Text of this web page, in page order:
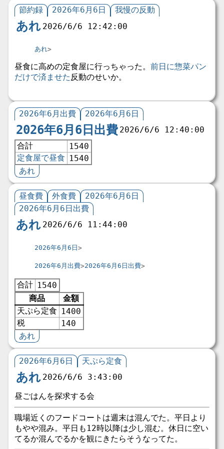
節約録 2026年6月6日 我慢の反動
あれ 2026/6/6 12:42:00
あれ
昼食に高めの定食屋に行っちゃった。 前日に惣菜パン
だけで済ませた反動のせいか。
2026年6月出費 2026年6月6日
2026年6月6日出費 2026/6/6 12:40:00
合計
1540
定食屋で昼食 1540
あれ
昼食費 外食費
2026年6月6日
2026年6月6日出費
あれ 2026/6/6 11:44:00
2026年6月6日
2026年6月出費 2026年6月6日出費
合計 1540
商品
金額
天ぷら定食 1400
税
140
あれ
2026年6月6日 天ぷら定食
あれ 2026/6/6 3:43:00
昼ごはんを探求する会
職場近くのフードコートは週末は混んでた。平日より
もやや混み。平日も12時以降は少し混む。休日に空い
てるか混んでるかを観にきたらそうなってた。